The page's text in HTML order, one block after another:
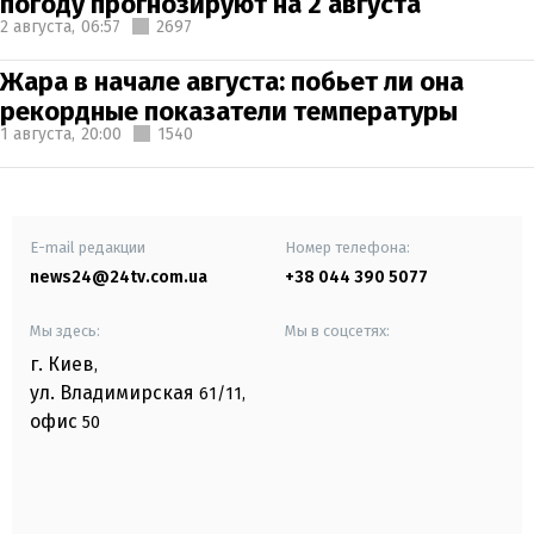
2 августа, 06:57 2697
Жара в начале августа: побьет ли она
рекордные показатели температуры
1 августа, 20:00 1540
E-mail редакции
news24@24tv.com.ua
Номер телефона:
+38 044 390 5077
Мы здесь:
г. Киев,
ул. Владимирская 61/11,
офис 50
Мы в соцсетях: